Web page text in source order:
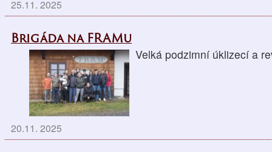
25.11. 2025
Brigáda na FRAMu
Velká podzimní úklizecí a
20.11. 2025